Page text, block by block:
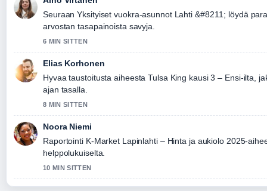
Seuraan Yksityiset vuokra-asunnot Lahti &#8211; löydä
arvostan tasapainoista savyja.
6 MIN SITTEN
Elias Korhonen
Hyvaa taustoitusta aiheesta Tulsa King kausi 3 – Ensi-ilta,
ajan tasalla.
8 MIN SITTEN
Noora Niemi
Raportointi K-Market Lapinlahti – Hinta ja aukiolo 2025-
helppolukuiselta.
10 MIN SITTEN